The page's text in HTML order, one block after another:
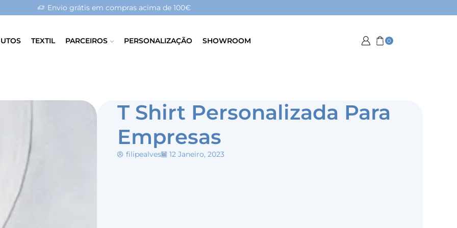
Envio grátis em compras acima de 100€
TEXTIL PARCEIROS PERSONALIZAÇÃO SHOWROOM 0
T Shirt Personalizada Para
Empresas
filipealves 12 Janeiro, 2023